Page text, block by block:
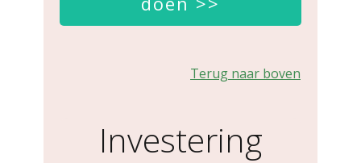
Terug naar boven
Investering